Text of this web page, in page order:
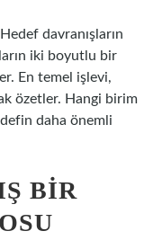
davranışların
iki boyutlu bir
En temel işlevi,
özetler. Hangi birim
daha önemli
BIR